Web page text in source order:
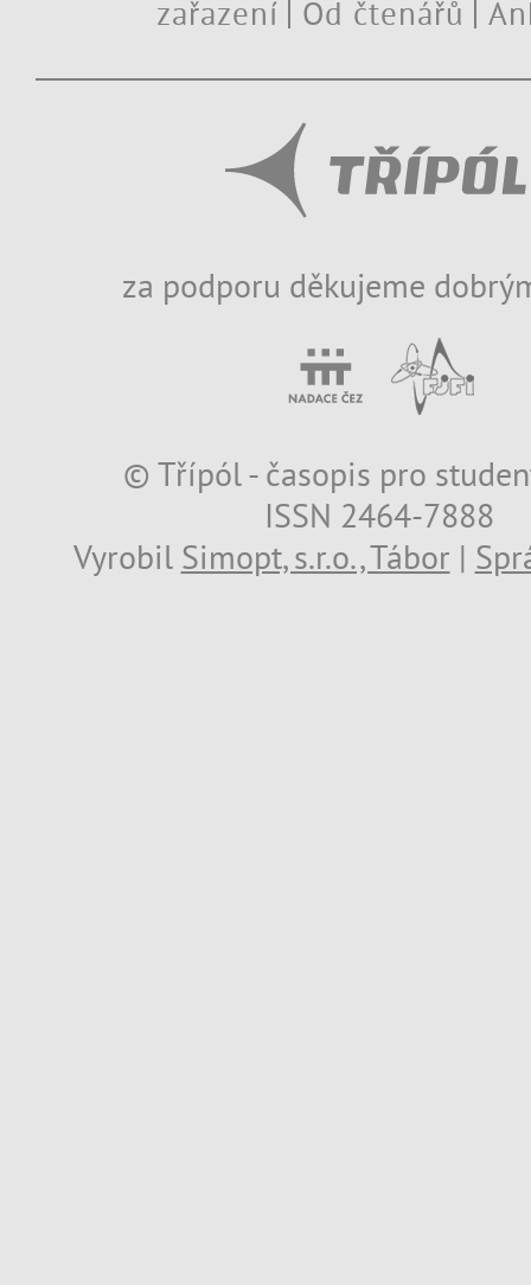
zařazení Od čtenářů
za podporu děkujeme
© Třípól - časopis pro
ISSN 2464-7888
Vyrobil Simopt, s.r.o., Tábor |